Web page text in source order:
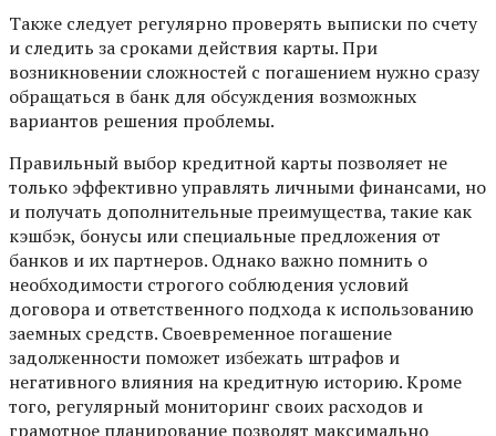
Также следует регулярно проверять выписки по счету
и следить за сроками действия карты. При
возникновении сложностей с погашением нужно сразу
обращаться в банк для обсуждения возможных
вариантов решения проблемы.
Правильный выбор кредитной карты позволяет не
только эффективно управлять личными финансами, но
и получать дополнительные преимущества, такие как
кэшбэк, бонусы или специальные предложения от
банков и их партнеров. Однако важно помнить о
необходимости строгого соблюдения условий
договора и ответственного подхода к использованию
заемных средств. Своевременное погашение
задолженности поможет избежать штрафов и
негативного влияния на кредитную историю. Кроме
того, регулярный мониторинг своих расходов и
грамотное планирование позволят максимально